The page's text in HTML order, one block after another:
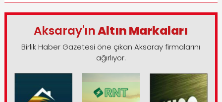
Aksaray'ınAltın Markaları
Birlik Haber Gazetesi öne çıkan Aksaray firmalarını
ağırlıyor.